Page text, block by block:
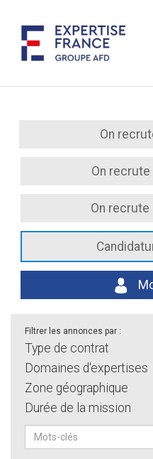
On
On
On recrute
Filtrer les annonces par :
Type de contrat
Domaines d'expertises
Zone géographique
Durée de la mission